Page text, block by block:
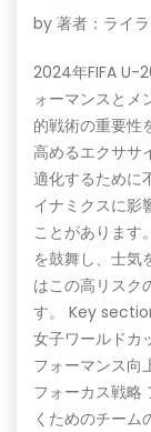
by 著者：ライ
2024年FIFA U-
ォーマンスとメ
的戦術の重要性
高めるエクササ
適化するために
イナミクスに影
ことがあります
を鼓舞し、士気
はこの高リスク
す。 Key
女子ワールドカ
フォーマンス向
フォーカス戦略
くためのチーム